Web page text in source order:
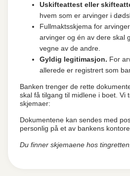
Banken trenger de rette
skal få tilgang til midlene i boet. Vi
skjemaer:
Uskifteattest eller
hvem som er arvinger i
Fullmaktsskjema for
arvinger og én av dere skal
vegne av de andre.
Gyldig legitimasjon. For
allerede er registrert som
Dokumentene kan sendes med
personlig på et av bankens
Du finner skjemaene hos tingretten.